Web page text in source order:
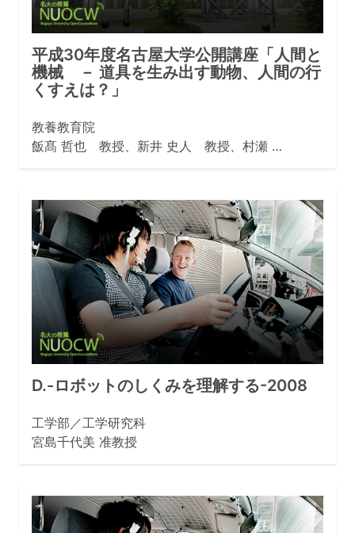
平成30年度名古屋大学公開講座「人間と
機械 － 道具を生み出す動物、人間の行
くすえは？」
教養教育院
飯髙 哲也 教授、新井 史人 教授、村瀬 …
D.-ロボットのしくみを理解する-2008
工学部／工学研究科
宮島千代美 准教授